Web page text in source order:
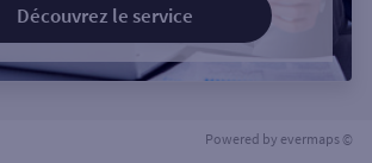
Découvrez le service
Powered by evermaps ©